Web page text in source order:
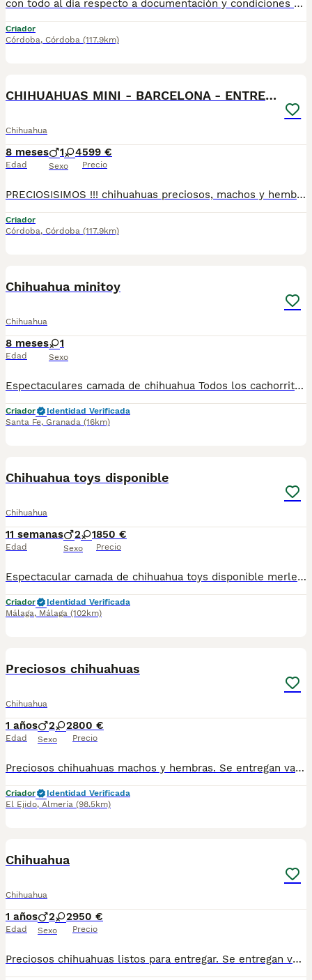
con todo al dia respecto a documentación y condiciones sanitarias , tanto así que hacemos entregas totalmente personalizadas y sin un euro por adelantado , obtenerse personas no aptas para tener perros , solo personas responsables. hacemos entregas a toda ESPAÑA . mas info 670864332
Criador
Córdoba, Córdoba (117.9km)
CHIHUAHUAS MINI - BARCELONA - ENTREGA
Chihuahua
8 meses
Edad
1 4
Sexo
599 €
Precio
PRECIOSISIMOS !!! chihuahuas preciosos, machos y hembras disponibles , se entregan con todo al dia respecto a documentación y condiciones sanitarias , tanto así que hacemos entregas totalmente personalizadas y sin un euro por adelantado , obtenerse personas no aptas para tener perros , solo personas responsables. hacemos entregas a toda ESPAÑA . mas info 670864332
Criador
Córdoba, Córdoba (117.9km)
Chihuahua minitoy
Chihuahua
8 meses
Edad
1
Sexo
Espectaculares camada de chihuahua Todos los cachorritos se entregan con unos dos meses y medio de edad y sus vacunas correspondientes, desparasitados interna y externamente, con certificado de salud, y garantía tanto por enfermedad vírica como congénito genética. Posibilidad de entregar en toda España mediante transporte propio preparado para animales y con chofer privado. Los precios pueden variar según las características y morfología de cada cachorro. Añádenos al whats app o llámanos, y encantados atenderemos todas tus dudas y consultas. Teléfono / Whats app: 641 92 23 90
Criador
Identidad Verificada
Santa Fe, Granada (16km)
Chihuahua toys disponible
Chihuahua
11 semanas
Edad
2 1
Sexo
850 €
Precio
Espectacular camada de chihuahua toys disponible merle Criado en ambiente familiar hay dos machos y una hembra se entrega con su vacuna y desparacitado y su cartilla correspondiente a su edad
Criador
Identidad Verificada
Málaga, Málaga (102km)
Preciosos chihuahuas
Chihuahua
1 años
Edad
2 2
Sexo
800 €
Precio
Preciosos chihuahuas machos y hembras. Se entregan vacunados,desparasitados y cartilla veterinaria. Revisados por veterinario. Se mandan fotos sin compromiso Más info 618645328
Criador
Identidad Verificada
El Ejido, Almería (98.5km)
Chihuahua
Chihuahua
1 años
Edad
2 2
Sexo
950 €
Precio
Preciosos chihuahuas listos para entregar. Se entregan vacunados,desparasitados y cartilla sanitaria. Interesados se manda vídeos y fotos. Tlf 618645328